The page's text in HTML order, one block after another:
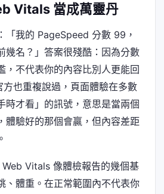
Vitals 當成萬靈丹
「我的 PageSpeed 分數 99，
幾名？」答案很殘酷：因為分數
，不代表你的內容比別人更能回
也重複說過，頁面體驗在多數
時才看」的訊號，意思是當兩個
體驗好的那個會贏，但內容差距
Vitals 像體檢報告的幾個基
、體重。在正常範圍內不代表你